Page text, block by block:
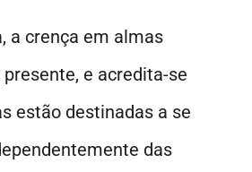
a crença em almas
e acredita-se
estão destinadas a se
das